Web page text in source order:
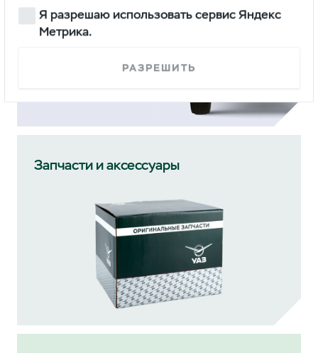
История ТО вашего
автомобиля
Запчасти и аксессуары
Я разрешаю использовать сервис Яндекс
Метрика.
РАЗРЕШИТЬ